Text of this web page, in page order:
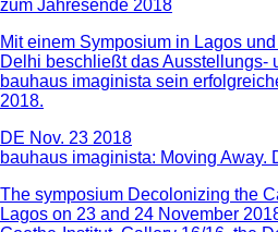
zum Jahresende 2018
Mit einem Symposium in Lagos
Delhi beschließt das Ausstellungs-
bauhaus imaginista sein
2018.
DE Nov. 23 2018
bauhaus imaginista: Moving Away.
The symposium Decolonizing the
Lagos on 23 and 24 November